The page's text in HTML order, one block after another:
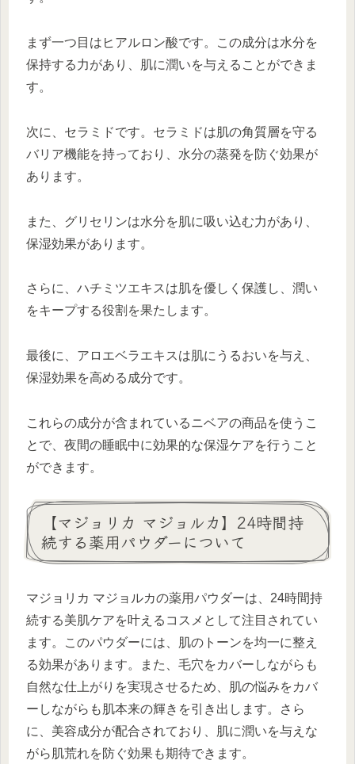
まず一つ目はヒアルロン酸です。この成分は水分を
保持する力があり、肌に潤いを与えることができま
す。
次に、セラミドです。セラミドは肌の角質層を守る
バリア機能を持っており、水分の蒸発を防ぐ効果が
あります。
また、グリセリンは水分を肌に吸い込む力があり、
保湿効果があります。
さらに、ハチミツエキスは肌を優しく保護し、潤い
をキープする役割を果たします。
最後に、アロエベラエキスは肌にうるおいを与え、
保湿効果を高める成分です。
これらの成分が含まれているニベアの商品を使うこ
とで、夜間の睡眠中に効果的な保湿ケアを行うこと
ができます。
【マジョリカ マジョルカ】24時間持
続する薬用パウダーについて
マジョリカ マジョルカの薬用パウダーは、24時間持
続する美肌ケアを叶えるコスメとして注目されてい
ます。このパウダーには、肌のトーンを均一に整え
る効果があります。また、毛穴をカバーしながらも
自然な仕上がりを実現させるため、肌の悩みをカバ
ーしながらも肌本来の輝きを引き出します。さら
に、美容成分が配合されており、肌に潤いを与えな
がら肌荒れを防ぐ効果も期待できます。